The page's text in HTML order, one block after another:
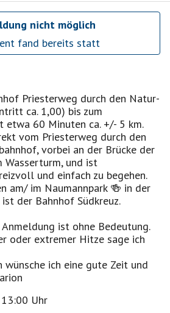
nicht möglich
fand bereits statt
Priesterweg durch den Natur-
ca. 1,00) bis zum
etwa 60 Minuten ca. +/- 5 km.
vom Priesterweg durch den
vorbei an der Brücke der
Wasserturm, und ist
und einfach zu begehen.
am/ im Naumannpark 🍻 in der
der Bahnhof Südkreuz.
ist ohne Bedeutung.
oder extremer Hitze sage ich
wünsche ich eine gute Zeit und
Uhr